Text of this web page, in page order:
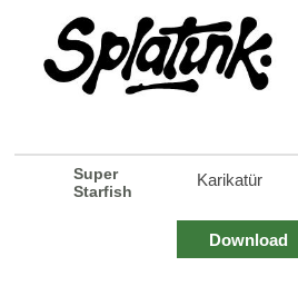
Super
Starfish
Karikatür
Download